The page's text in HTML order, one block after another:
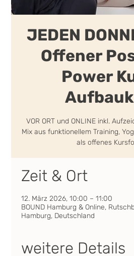
JEDEN
Offener
Power
VOR ORT und ONLINE inkl.
Mix aus funktionellem Training,
als offenes
Zeit & Ort
12. März 2026, 10:00 – 11:00
BOUND Hamburg & Online,
Hamburg, Deutschland
weitere Details